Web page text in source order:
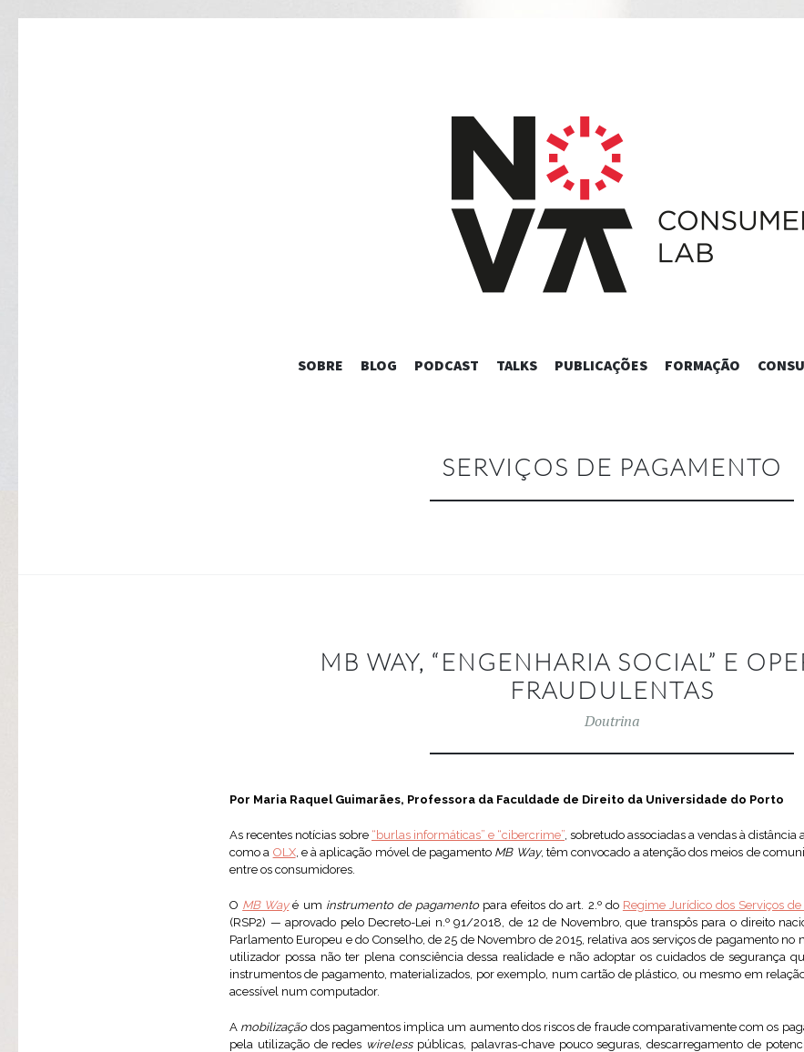
SKIP
SOBRE BLOG PODCAST TALKS PUBLICAÇÕES FORMAÇÃO
SERVIÇOS DE PAGAMENTO
MB WAY, “ENGENHARIA SOCIAL” E
FRAUDULENTAS
Doutrina
Por Maria Raquel Guimarães, Professora da Faculdade de Direito da Universidade do Porto
As recentes notícias sobre “burlas informáticas” e “cibercrime”, sobretudo associadas a vendas à
como a OLX, e à aplicação móvel de pagamento MB Way, têm convocado a atenção dos meios de
entre os consumidores.
O MB Way é um instrumento de pagamentopara efeitos do art. 2.º do Regime Jurídico dos Serviços
(RSP2) — aprovado pelo Decreto-Lei n.º 91/2018, de 12 de Novembro, que transpôs para o direito
Parlamento Europeu e do Conselho, de 25 de Novembro de 2015, relativa aos serviços de pagamento
utilizador possa não ter plena consciência dessa realidade e não adoptar os cuidados de segurança
instrumentos de pagamento, materializados, por exemplo, num cartão de plástico, ou mesmo em
acessível num computador.
A mobilizaçãodos pagamentos implica um aumento dos riscos de fraude comparativamente com os
pela utilização de redes wirelesspúblicas, palavras-chave pouco seguras, descarregamento de